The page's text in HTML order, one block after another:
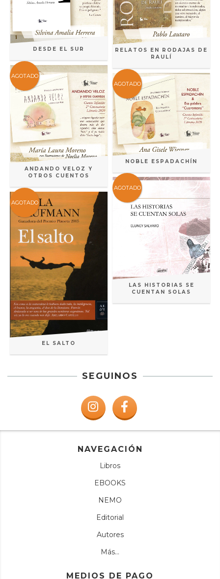
DESDE EL SUR
RELATOS EN RODAJAS DE
RAULÍ
AGOTADO
ANDANDO VELOZ Y
OTROS CUENTOS
AGOTADO
NOBLE ESPADACHÍN
AGOTADO
EL SALTO
AGOTADO
LAS HISTORIAS SE
CUENTAN SOLAS
SEGUINOS
NAVEGACIÓN
Libros
EBOOKS
NEMO
Editorial
Autores
Más...
MEDIOS DE PAGO